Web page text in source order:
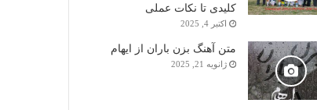
کلیدی تا نکات عملی
اکتبر 4, 2025
متن آهنگ بزن باران از ایهام
ژانویه 21, 2025